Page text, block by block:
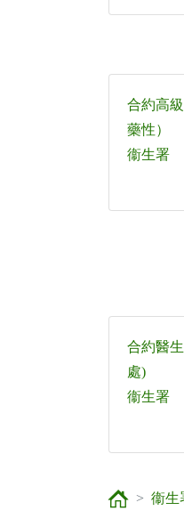
合約高
藥性）
衞生署
合約醫
處)
衞生署
衞生